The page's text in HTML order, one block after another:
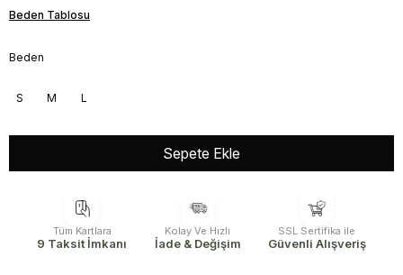
Beden Tablosu
Beden
S M L
Tüm Kartlara
9 Taksit İmkanı
Kolay Ve Hızlı
İade & Değişim
SSL Sertifika ile
Güvenli Alışveriş